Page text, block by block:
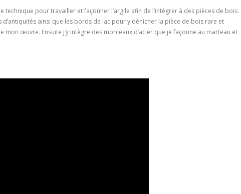
technique pour travailler et façonner l’argile afin de l’intégrer à des pièces de bois.
d’antiquités ainsi que les bords de lac pour y dénicher la pièce de bois rare et
mon œuvre. Ensuite j’y intègre des morceaux d’acier que je façonne au marteau et